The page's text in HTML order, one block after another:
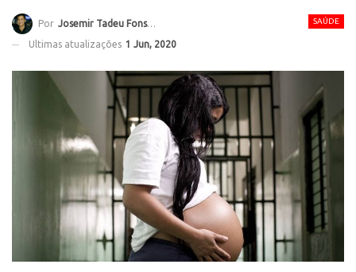
SAÚDE
Por Josemir Tadeu Fonseca
Ultimas atualizações 1 Jun, 2020